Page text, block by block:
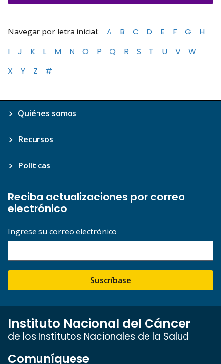
Navegar por letra inicial: A B C D E F G
H
I
J K L M N O P Q R S T U V
W
X
Y Z #
Quiénes somos
Recursos
Políticas
Reciba actualizaciones por correo
electrónico
Ingrese su correo electrónico
Suscríbase
Instituto Nacional del Cáncer
de los Institutos Nacionales de la Salud
Comuníquese